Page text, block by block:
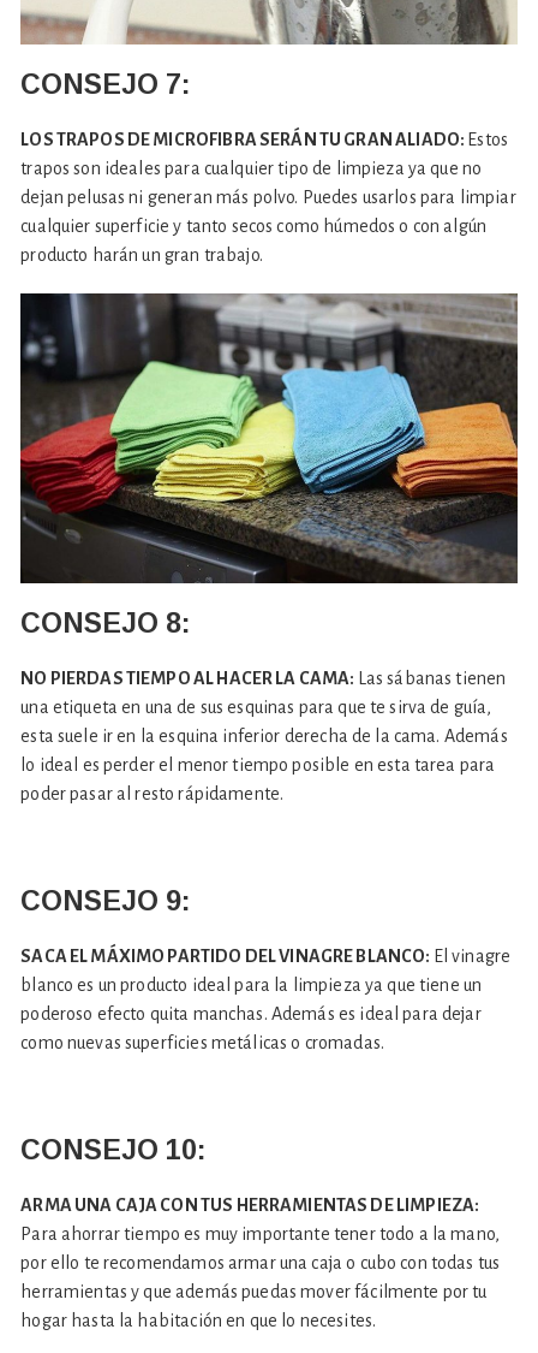
CONSEJO 7:
LOS TRAPOS DE MICROFIBRA SERÁN TU GRAN ALIADO: Estos
trapos son ideales para cualquier tipo de limpieza ya que no
dejan pelusas ni generan más polvo. Puedes usarlos para limpiar
cualquier superficie y tanto secos como húmedos o con algún
producto harán un gran trabajo.
CONSEJO 8:
NO PIERDAS TIEMPO AL HACER LA CAMA:
Las sábanas tienen
una etiqueta en una de sus esquinas para que te sirva de guía,
esta suele ir en la esquina inferior derecha de la cama. Además
lo ideal es perder el menor tiempo posible en esta tarea para
poder pasar al resto rápidamente.
CONSEJO 9:
SACA EL MÁXIMO PARTIDO DEL VINAGRE BLANCO: El vinagre
blanco es un producto ideal para la limpieza ya que tiene un
poderoso efecto quita manchas. Además es ideal para dejar
como nuevas superficies metálicas o cromadas.
CONSEJO 10:
ARMA UNA CAJA CON TUS HERRAMIENTAS DE LIMPIEZA:
Para ahorrar tiempo es muy importante tener todo a la mano,
por ello te recomendamos armar una caja o cubo con todas tus
herramientas y que además puedas mover fácilmente por tu
hogar hasta la habitación en que lo necesites.